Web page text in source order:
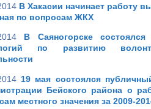
В Хакасии начинает работу
по вопросам ЖКХ
В Саяногорске
по развитию
19 мая состоялся
Бейского района о
местного значения за 2009-